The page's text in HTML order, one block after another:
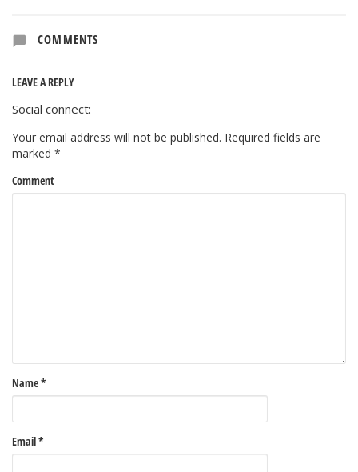
COMMENTS
LEAVE A REPLY
Social connect:
Your email address will not be published. Required fields are
marked *
Comment
Name*
Email*